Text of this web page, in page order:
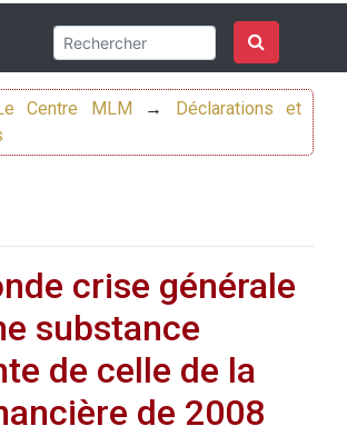
Centre MLM →
Déclarations et
crise générale
substance
de celle de la
de 2008